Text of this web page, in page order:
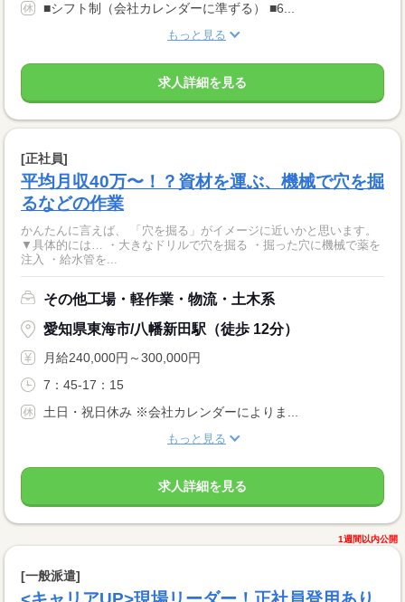
■シフト制（会社カレンダーに準ずる） ■6...
もっと見る
求人詳細を見る
[正社員]
平均月収40万〜！？資材を運ぶ、機械で穴を掘
るなどの作業
かんたんに言えば、 「穴を掘る」がイメージに近いかと思います。
▼具体的には… ・大きなドリルで穴を掘る ・掘った穴に機械で薬を
注入 ・給水管を...
その他工場・軽作業・物流・土木系
愛知県東海市/八幡新田駅（徒歩 12分）
月給240,000円～300,000円
7：45-17：15
土日・祝日休み ※会社カレンダーによりま...
もっと見る
求人詳細を見る
1週間以内公開
[一般派遣]